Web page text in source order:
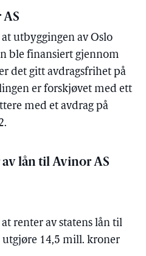
AS
utbyggingen av Oslo
ble finansiert gjennom
det gitt avdragsfrihet på
er forskjøvet med ett
med et avdrag på
av lån til Avinor AS
renter av statens lån til
utgjøre 14,5 mill. kroner